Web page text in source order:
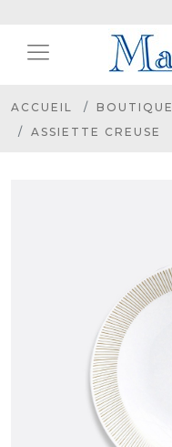
ACCUEIL BOUTIQUE
ASSIETTE CREUSE